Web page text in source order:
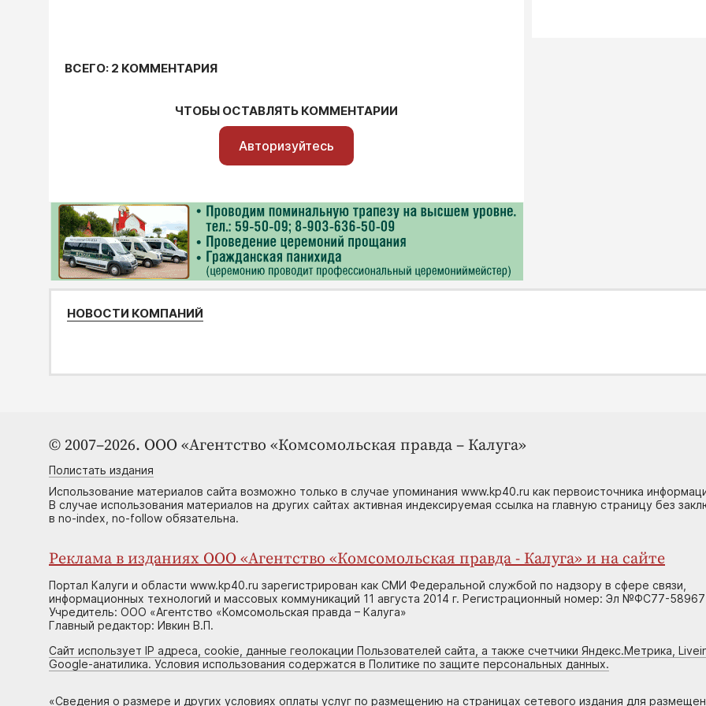
ВСЕГО: 2 КОММЕНТАРИЯ
ЧТОБЫ ОСТАВЛЯТЬ КОММЕНТАРИИ
Авторизуйтесь
НОВОСТИ КОМПАНИЙ
© 2007–2026. ООО «Агентство «Комсомольская правда – Калуга»
Полистать издания
Использование материалов сайта возможно только в случае упоминания www.kp40.ru как первоисточника
В случае использования материалов на других сайтах активная индексируемая ссылка на главную страницу без
в no-index, no-follow обязательна.
Реклама в изданиях ООО «Агентство «Комсомольская правда - Калуга» и на сайте
Портал Калуги и области www.kp40.ru зарегистрирован как СМИ Федеральной службой по надзору в сфере связи,
информационных технологий и массовых коммуникаций 11 августа 2014 г. Регистрационный номер: Эл №ФС77-58967
Учредитель: ООО «Агентство «Комсомольская правда – Калуга»
Главный редактор: Ивкин В.П.
Сайт использует IP адреса, cookie, данные геолокации Пользователей сайта, а также счетчики Яндекс.Метрика,
Google-анатилика. Условия использования содержатся в Политике по защите персональных данных.
«Сведения о размере и других условиях оплаты услуг по размещению на страницах сетевого издания для